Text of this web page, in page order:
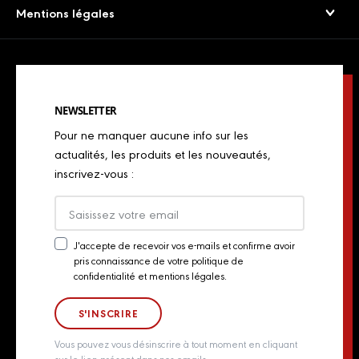
Export
Saucissons Secs
Jambons cuits & volailles
Spécialités italiennes
Chiffonnades
Mentions légales
Politique de Cookies
Actualités
Groupe Aoste
Whistleblowing policy
NEWSLETTER
Pour ne manquer aucune info sur les
actualités, les produits et les nouveautés,
inscrivez-vous :
Newsletter
Consent
J'accepte de recevoir vos e-mails et confirme avoir
pris connaissance de votre politique de
confidentialité et mentions légales.
Vous pouvez vous désinscrire à tout moment en cliquant